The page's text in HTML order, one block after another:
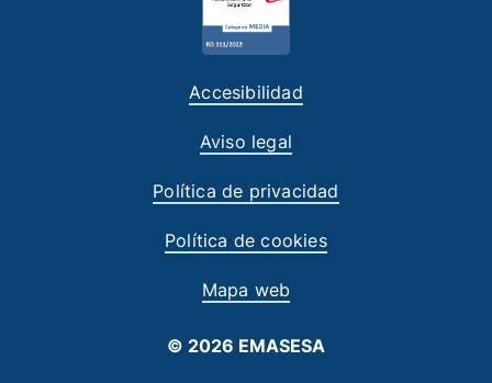
Accesibilidad
Aviso legal
Política de privacidad
Política de cookies
Mapa web
© 2026 EMASESA